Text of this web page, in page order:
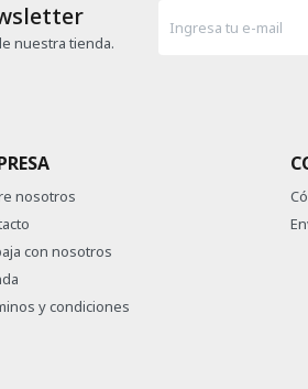
nuestra tienda.
nosotros
con nosotros
y condiciones